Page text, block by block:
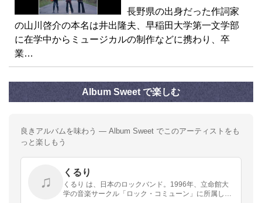
長野県の出身だった作詞家
の山川啓介の本名は井出隆夫、早稲田大学第一文学部
に在学中からミュージカルの制作などに携わり、卒
業…
Album Sweet で楽しむ
良きアルバムを味わう — Album Sweet でこのアーティストをも
っと楽しもう
♫
くるり
くるり は、日本のロックバンド。1996年、立命館大
学の音楽サークル「ロック・コミューン」に所属して